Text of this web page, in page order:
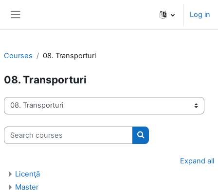
Log in
Courses 08. Transporturi
08. Transporturi
Course categories
Search courses
Search courses
Expand all
Licenţă
Master